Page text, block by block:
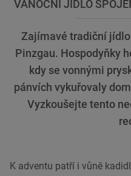
VÁNOČNÍ JÍDLO
Zajímavé tradiční
Pinzgau. Hospodyňky
kdy se vonnými
pánvích vykuřovaly
Vyzkoušejte tento
K adventu patří i vůně